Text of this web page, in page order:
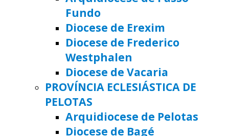
Fundo
Diocese de Erexim
Diocese de Frederico
Westphalen
Diocese de Vacaria
PROVÍNCIA ECLESIÁSTICA DE
PELOTAS
Arquidiocese de Pelotas
Diocese de Bagé